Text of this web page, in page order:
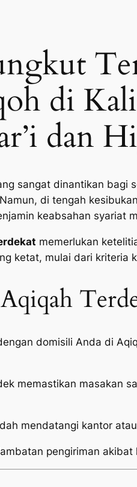
di
dan
sangat dinantikan bagi
di tengah
keabsahan syariat
memerlukan
ketat, mulai dari kriteria
domisili Anda di
memastikan masakan
mendatangi kantor
pengiriman